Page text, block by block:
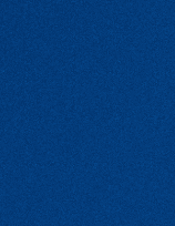
your clipboard
page